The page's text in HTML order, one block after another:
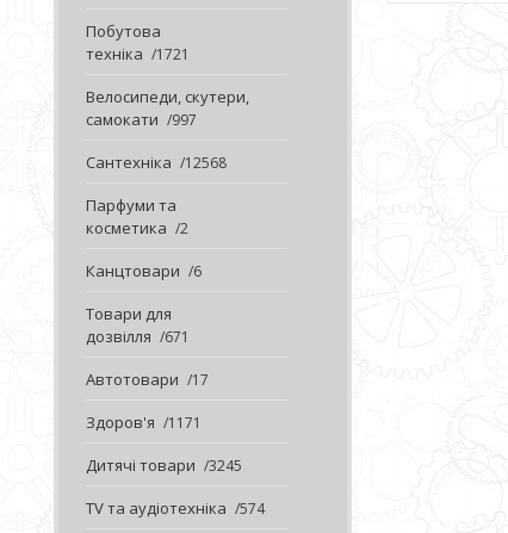
Побутова
техніка
1721
Велосипеди, скутери,
самокати
997
Сантехніка 12568
Парфуми та
косметика
2
Канцтовари 6
Товари для
дозвілля
671
Автотовари 17
Здоров'я 1171
Дитячі товари 3245
TV та аудіотехніка 574